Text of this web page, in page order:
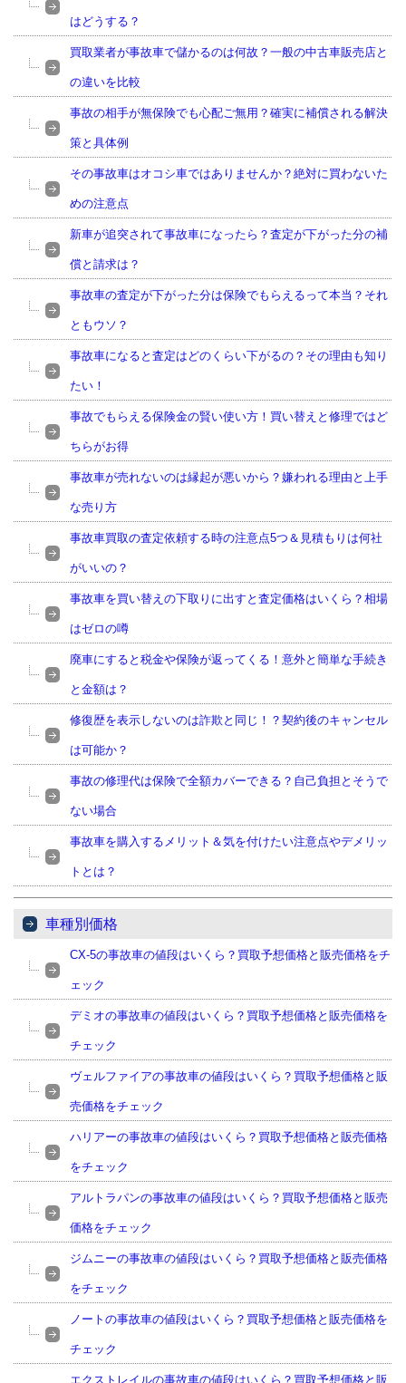
はどうする？
買取業者が事故車で儲かるのは何故？一般の中古車販売店と
の違いを比較
事故の相手が無保険でも心配ご無用？確実に補償される解決
策と具体例
その事故車はオコシ車ではありませんか？絶対に買わないた
めの注意点
新車が追突されて事故車になったら？査定が下がった分の補
償と請求は？
事故車の査定が下がった分は保険でもらえるって本当？それ
ともウソ？
事故車になると査定はどのくらい下がるの？その理由も知り
たい！
事故でもらえる保険金の賢い使い方！買い替えと修理ではど
ちらがお得
事故車が売れないのは縁起が悪いから？嫌われる理由と上手
な売り方
事故車買取の査定依頼する時の注意点5つ＆見積もりは何社
がいいの？
事故車を買い替えの下取りに出すと査定価格はいくら？相場
はゼロの噂
廃車にすると税金や保険が返ってくる！意外と簡単な手続き
と金額は？
修復歴を表示しないのは詐欺と同じ！？契約後のキャンセル
は可能か？
事故の修理代は保険で全額カバーできる？自己負担とそうで
ない場合
事故車を購入するメリット＆気を付けたい注意点やデメリッ
トとは？
車種別価格
CX-5の事故車の値段はいくら？買取予想価格と販売価格をチ
ェック
デミオの事故車の値段はいくら？買取予想価格と販売価格を
チェック
ヴェルファイアの事故車の値段はいくら？買取予想価格と販
売価格をチェック
ハリアーの事故車の値段はいくら？買取予想価格と販売価格
をチェック
アルトラパンの事故車の値段はいくら？買取予想価格と販売
価格をチェック
ジムニーの事故車の値段はいくら？買取予想価格と販売価格
をチェック
ノートの事故車の値段はいくら？買取予想価格と販売価格を
チェック
エクストレイルの事故車の値段はいくら？買取予想価格と販